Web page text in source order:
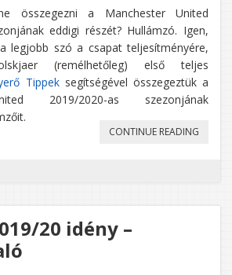
összegezni a Manchester United
eddigi részét? Hullámzó. Igen,
legjobb szó a csapat teljesítményére,
(remélhetőleg) első teljes
Tippeksegítségével összegeztük a
2019/2020-as szezonjának
CONTINUE READING
20 idény –